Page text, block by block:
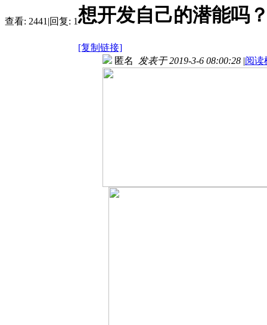
查看: 2441 |回复: 1想开发自己的潜能吗
[复制链接]
匿名 发表于 2019-3-6 08:00:28 |阅读